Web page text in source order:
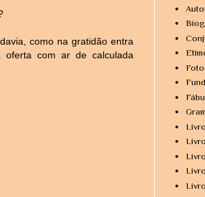
como na gratidão entra
com ar de calculada